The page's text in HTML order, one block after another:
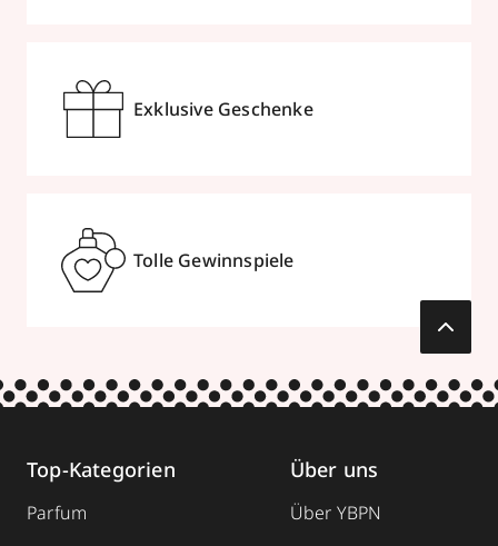
Exklusive Geschenke
Tolle Gewinnspiele
Top-Kategorien
Parfum
Über uns
Über YBPN